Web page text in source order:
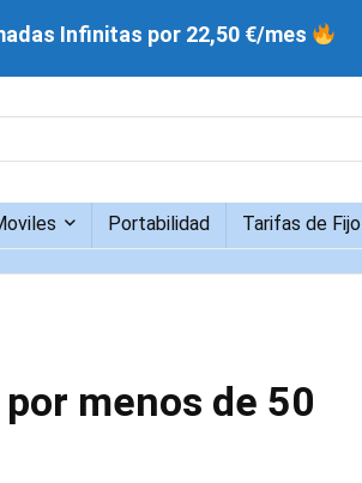
Portabilidad Tarifas de Fijo
menos de 50
Infinitas por 22,50 €/mes